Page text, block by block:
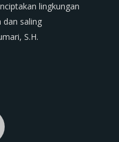
lingkungan
dan saling
S.H.